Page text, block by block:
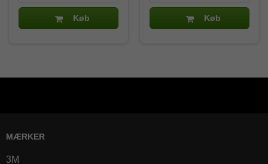
Køb Køb
MÆRKER
3M